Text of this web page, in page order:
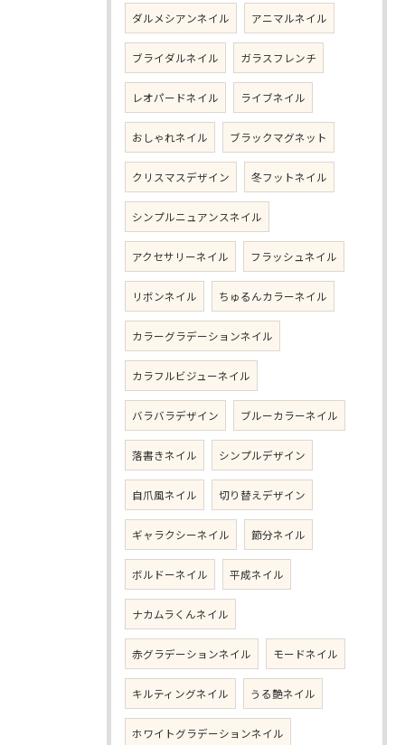
ダルメシアンネイル アニマルネイル
ブライダルネイル ガラスフレンチ
レオパードネイル ライブネイル
おしゃれネイル ブラックマグネット
クリスマスデザイン 冬フットネイル
シンプルニュアンスネイル
アクセサリーネイル フラッシュネイル
リボンネイル ちゅるんカラーネイル
カラーグラデーションネイル
カラフルビジューネイル
バラバラデザイン ブルーカラーネイル
落書きネイル シンプルデザイン
自爪風ネイル 切り替えデザイン
ギャラクシーネイル 節分ネイル
ボルドーネイル 平成ネイル
ナカムラくんネイル
赤グラデーションネイル モードネイル
キルティングネイル うる艶ネイル
ホワイトグラデーションネイル